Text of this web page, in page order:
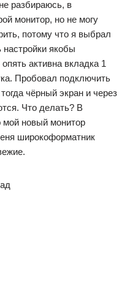
разбираюсь, в
монитор, но не могу
потому что я выбрал
якобы
активна вкладка 1
Пробовал подключить
чёрный экран и через
Что делать? В
мой новый монитор
широкоформатник